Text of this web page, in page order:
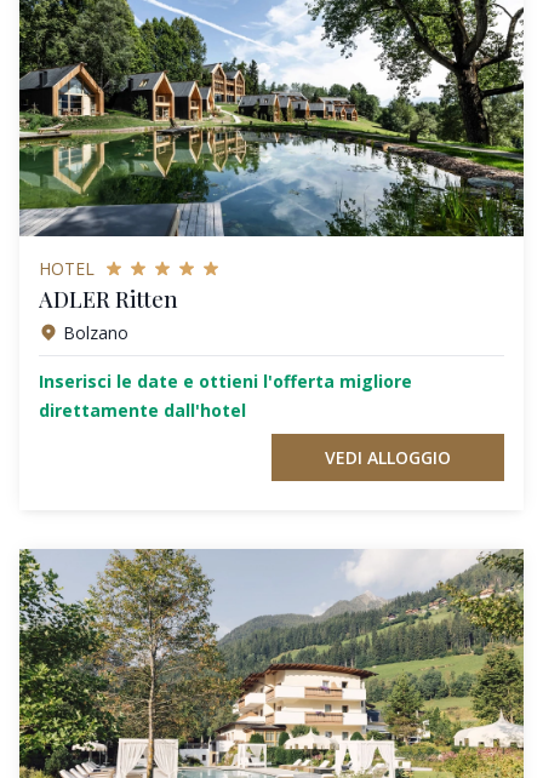
HOTEL
ADLER Ritten
Bolzano
Inserisci le date e ottieni l'offerta migliore
direttamente dall'hotel
VEDI ALLOGGIO